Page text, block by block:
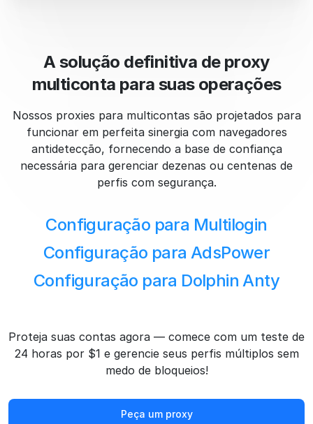
A solução definitiva de proxy
multiconta para suas operações
Nossos proxies para multicontas são projetados para
funcionar em perfeita sinergia com navegadores
antidetecção, fornecendo a base de confiança
necessária para gerenciar dezenas ou centenas de
perfis com segurança.
Configuração para Multilogin
Configuração para AdsPower
Configuração para Dolphin Anty
Proteja suas contas agora — comece com um teste de
24 horas por $1 e gerencie seus perfis múltiplos sem
medo de bloqueios!
Peça um proxy